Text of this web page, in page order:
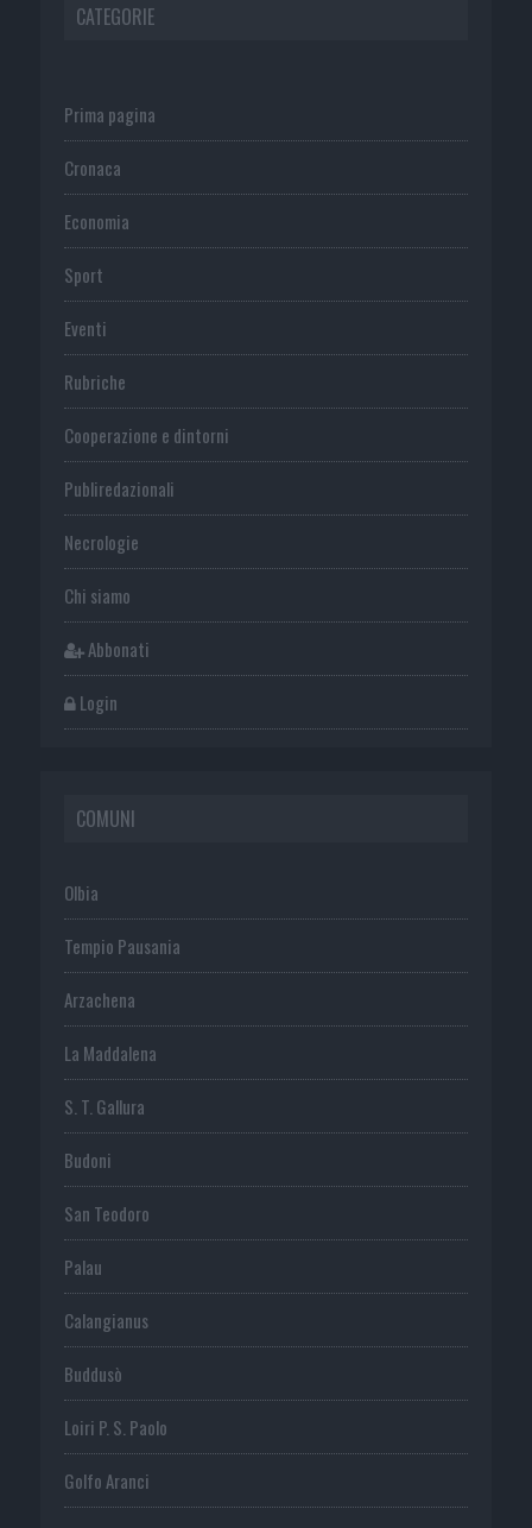
CATEGORIE
Prima pagina
Cronaca
Economia
Sport
Eventi
Rubriche
Cooperazione e dintorni
Publiredazionali
Necrologie
Chi siamo
Abbonati
Login
COMUNI
Olbia
Tempio Pausania
Arzachena
La Maddalena
S. T. Gallura
Budoni
San Teodoro
Palau
Calangianus
Buddusò
Loiri P. S. Paolo
Golfo Aranci